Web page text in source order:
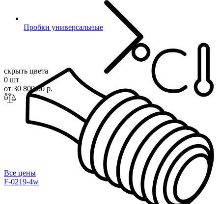
Пробки универсальные
скрыть цвета
0 шт
от 30 800,00 р.
Все цены
F-0219-4w